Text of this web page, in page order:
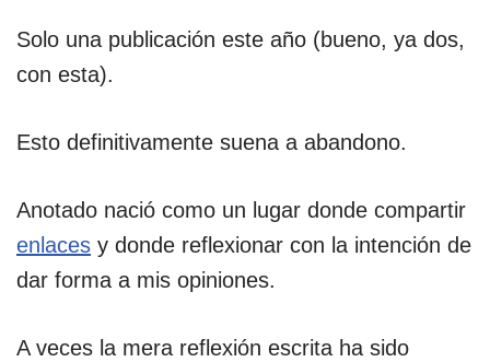
Solo una publicación este año (bueno, ya dos,
con esta).
Esto definitivamente suena a abandono.
Anotado nació como un lugar donde compartir
enlaces y donde reflexionar con la intención de
dar forma a mis opiniones.
A veces la mera reflexión escrita ha sido